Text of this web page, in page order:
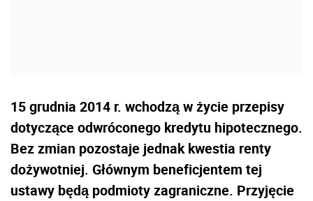
15 grudnia 2014 r. wchodzą w życie przepisy
dotyczące odwróconego kredytu hipotecznego.
Bez zmian pozostaje jednak kwestia renty
dożywotniej. Głównym beneficjentem tej
ustawy będą podmioty zagraniczne. Przyjęcie